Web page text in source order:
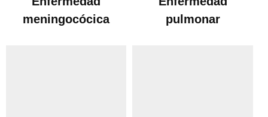
meningocócica
pulmonar